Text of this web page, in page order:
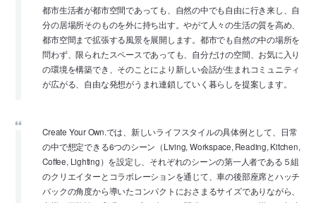
都市生活者が都市空間であっても、自然の中でも自由に行き来し、自
分の居場所そのものを外に持ち出す。やがて人々の生活の質を高め、
都市空間まで拡張する風景を展開します。都市でも自然の中の場所を
問わず、限られたスペースであっても、自分だけの空間、お気に入り
の環境を構築でき、そのことにより新しい会話が生まれコミュニティ
が広がる、自由な発想がうまれ連鎖していく暮らしを提案します。
Create Your Own.では、新しいライフスタイルの具体例として、日常
の中で想定できる6つのシーン（Living, Workspace, Reading, Kitchen,
Coffee, Lighting）を設定し、それぞれのシーンの第一人者である５組
のクリエイターとコラボレーションを通じて、車の後部座席とハッチ
バックの角度から導いたコンパクトにおさまるサイズでありながら、